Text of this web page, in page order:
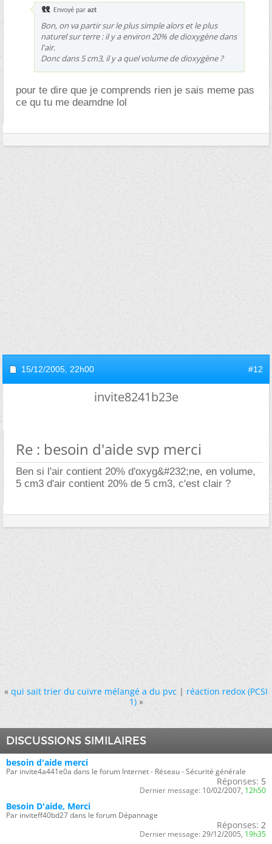
Envoyé par azt
Bon, on va partir sur le plus simple alors et le plus
naturel sur terre : il y a environ 20% de dioxygène dans
l'air.
Donc dans 5 cm3, il y a quel volume de dioxygène ?
pour te dire que je comprends rien je sais meme pas
ce qu tu me deamdne lol
15/12/2005, 22h00 #12
invite8241b23e
Re : besoin d'aide svp merci
Ben si l'air contient 20% d'oxyg&#232;ne, en volume,
5 cm3 d'air contient 20% de 5 cm3, c'est clair ?
« qui sait trier du cuivre mélangé a du pvc|réaction redox (PCSI
1) »
DISCUSSIONS SIMILAIRES
besoin d'aide merci
Par invite4a441e0a dans le forum Internet - Réseau - Sécurité générale
Réponses: 5
Dernier message: 10/02/2007, 12h50
Besoin D'aide, Merci
Par inviteff40bd27 dans le forum Dépannage
Réponses: 2
Dernier message: 29/12/2005, 19h35